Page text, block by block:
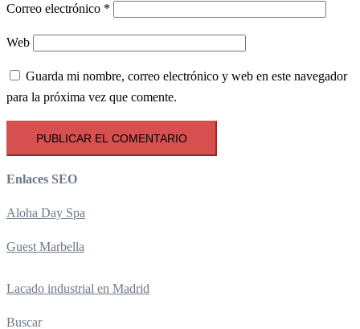
Correo electrónico *
Web
Guarda mi nombre, correo electrónico y web en este navegador
para la próxima vez que comente.
Enlaces SEO
Aloha Day Spa
Guest Marbella
Lacado industrial en Madrid
Buscar